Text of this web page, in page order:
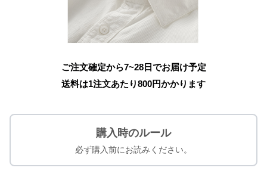
ご注文確定から7~28日でお届け予定
送料は1注文あたり800円かかります
購入時のルール
必ず購入前にお読みください。